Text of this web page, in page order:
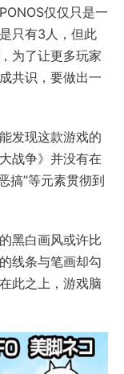
仅仅只是一
只有3人，但此
为了让更多玩家
共识，要做出一
发现这款游戏的
战争》并没有在
搞”等元素贯彻到
黑白画风或许比
线条与笔画却勾
此之上，游戏脑